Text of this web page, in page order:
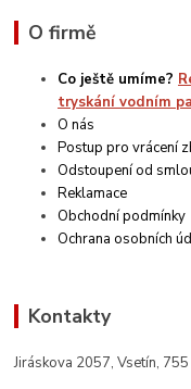
O firmě
Co ještě umíme?
tryskání vodním
O nás
Postup pro vrácení
Odstoupení od
Reklamace
Obchodní podmínky
Ochrana osobních
Kontakty
Jiráskova 2057, Vsetín,